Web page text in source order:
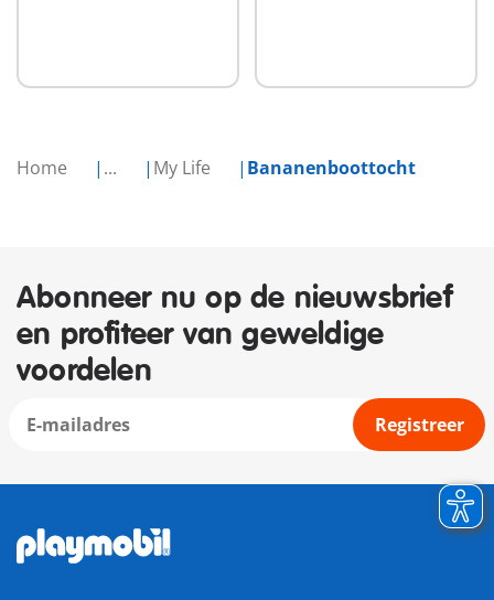
Home ... My Life Bananenboottocht
Abonneer nu op de nieuwsbrief
en profiteer van geweldige
voordelen
Registreer